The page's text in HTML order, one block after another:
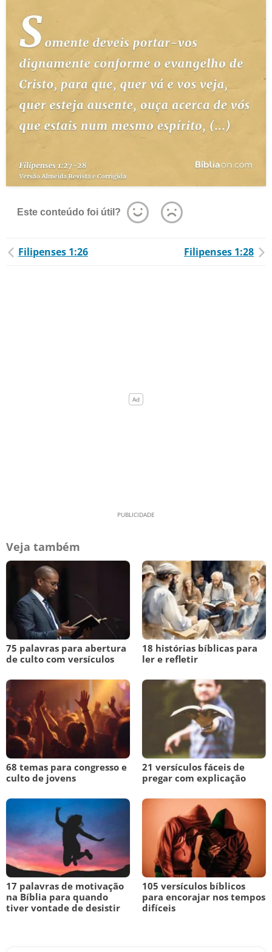
Este conteúdo foi útil?
Filipenses 1:26 Filipenses 1:28
Veja também
75 palavras para abertura
de culto com versículos
18 histórias bíblicas para
ler e refletir
68 temas para congresso e
culto de jovens
21 versículos fáceis de
pregar com explicação
17 palavras de motivação
na Bíblia para quando
tiver vontade de desistir
105 versículos bíblicos
para encorajar nos tempos
difíceis